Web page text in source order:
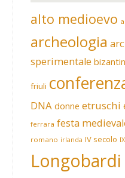
alto medioevo
archeologia
sperimentale
friuli
DNA donne etruschi
ferrara festa
romano irlanda IV secolo
Longobardi